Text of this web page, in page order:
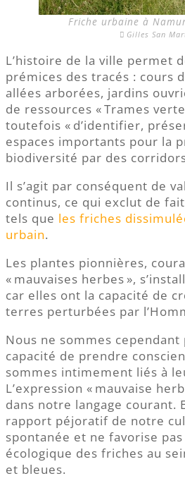
Friche urbaine à
Gilles San
L’histoire de la ville permet
prémices des tracés : cours
allées arborées, jardins
de ressources « Trames
toutefois « d’identifier,
espaces importants pour la
biodiversité par des
Il s’agit par conséquent de
continus, ce qui exclut de
tels que les friches
urbain.
Les plantes pionnières,
« mauvaises herbes »,
car elles ont la capacité de
terres perturbées par
Nous ne sommes
capacité de prendre
sommes intimement liés à
L’expression « mauvaise
dans notre langage courant.
rapport péjoratif de notre
spontanée et ne favorise
écologique des friches au
et bleues.